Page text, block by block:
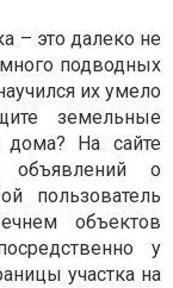
– это далеко не
много подводных
их умело
земельные
дома? На сайте
объявлений о
пользователь
объектов
у
участка на